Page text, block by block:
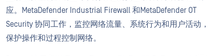
应。MetaDefender Industrial Firewall 和MetaDefender OT
Security 协同工作，监控网络流量、系统行为和用户活动，
保护操作和过程控制网络。